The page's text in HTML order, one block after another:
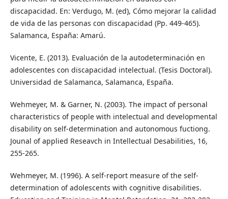
discapacidad. En: Verdugo, M. (ed), Cómo mejorar la calidad
de vida de las personas con discapacidad (Pp. 449-465).
Salamanca, España: Amarú.
Vicente, E. (2013). Evaluación de la autodeterminación en
adolescentes con discapacidad intelectual. (Tesis Doctoral).
Universidad de Salamanca, Salamanca, España.
Wehmeyer, M. & Garner, N. (2003). The impact of personal
characteristics of people with intelectual and developmental
disability on self-determination and autonomous fuctiong.
Jounal of applied Reseavch in Intellectual Desabilities, 16,
255-265.
Wehmeyer, M. (1996). A self-report measure of the self-
determination of adolescents with cognitive disabilities.